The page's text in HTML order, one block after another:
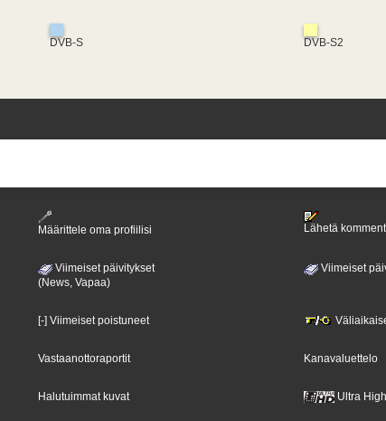
DVB-S DVB-S2
Määrittele oma profiilisi
Lähetä
Viimeiset päivitykset
(News, Vapaa)
Viimeiset
[-] Viimeiset poistuneet
Vastaanottoraportit Kanavaluettelo
Halutuimmat kuvat Ultra